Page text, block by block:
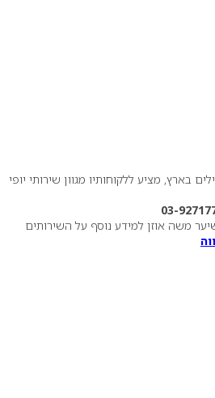
בארץ, מציע ללקוחותיו מגוון שירותי יופי
משה אוזן למידע נוסף על השירותים